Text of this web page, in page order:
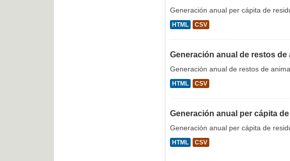
Generación anual per cápita de
HTML CSV
Generación anual de restos de
Generación anual de restos de
HTML CSV
Generación anual per cápita
Generación anual per cápita de
HTML CSV